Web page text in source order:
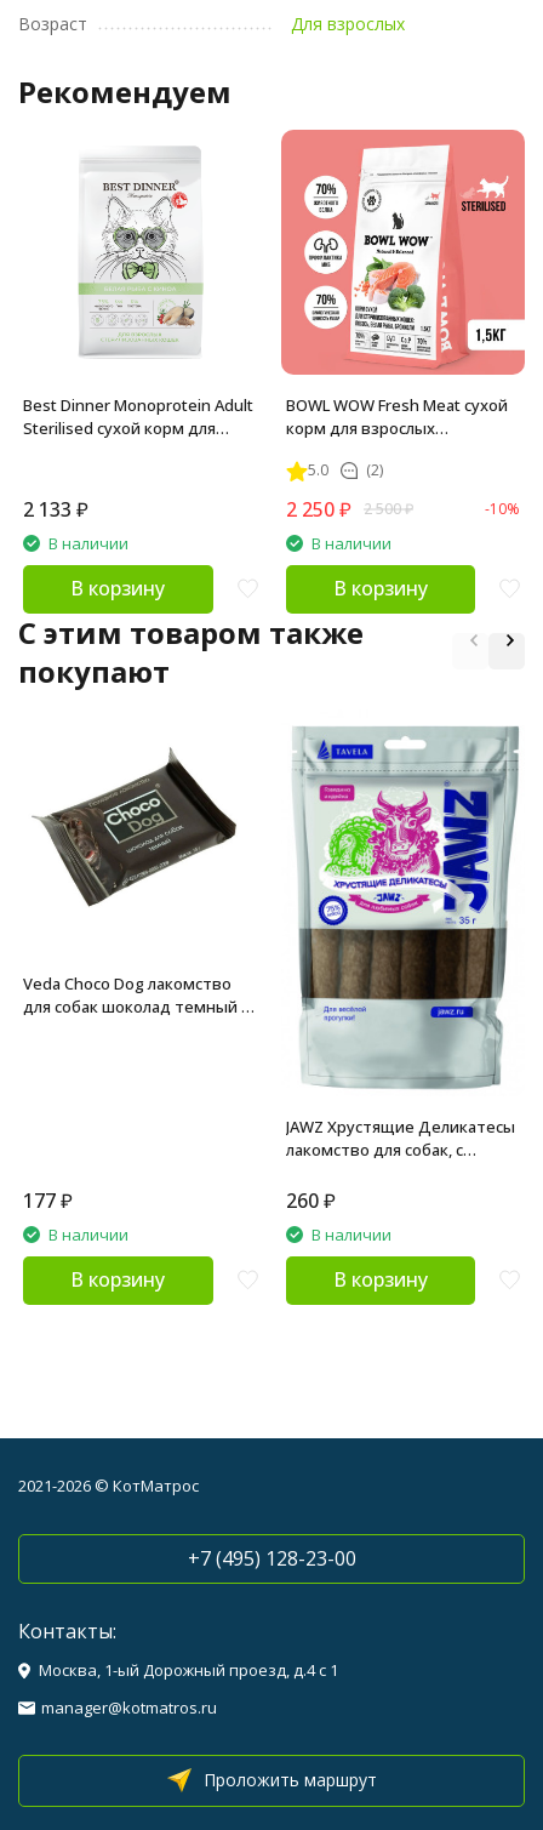
Возраст
Для взрослых
Рекомендуем
Best Dinner Monoprotein Adult
Sterilised сухой корм для
с белой рыбой и киноа - 1,5 кг
2 133 ₽
В наличии
В корзину
BOWL WOW Fresh Meat сухой
корм для взрослых
лососем, белой рыбой и
5.0 (2)
2 250 ₽ 2 500₽ -10%
В наличии
В корзину
C этим товаром также
покупают
Veda Choco Dog лакомство
для собак шоколад темный -
177₽
В наличии
В корзину
JAWZ Хрустящие Деликатесы
лакомство для собак, с
260 ₽
В наличии
В корзину
2021-2026 © КотМатрос
+7 (495) 128-23-00
Контакты:
Москва, 1-ый Дорожный проезд, д.4 с 1
manager@kotmatros.ru
Проложить маршрут